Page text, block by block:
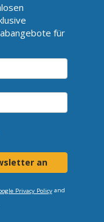
für
an
Privacy Policyand